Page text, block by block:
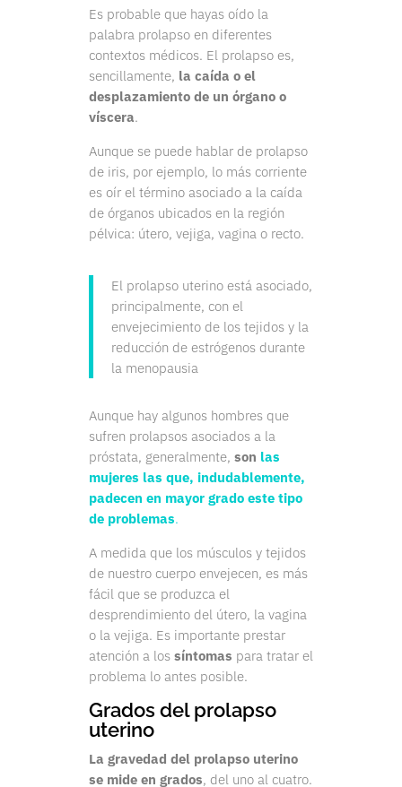
Es probable que hayas oído la
palabra prolapso en diferentes
contextos médicos. El prolapso es,
sencillamente, la caída o el
desplazamiento de un órgano o
víscera.
Aunque se puede hablar de prolapso
de iris, por ejemplo, lo más corriente
es oír el término asociado a la caída
de órganos ubicados en la región
pélvica: útero, vejiga, vagina o recto.
El prolapso uterino está asociado,
principalmente, con el
envejecimiento de los tejidos y la
reducción de estrógenos durante
la menopausia
Aunque hay algunos hombres que
sufren prolapsos asociados a la
próstata, generalmente, son las
mujeres las que, indudablemente,
padecen en mayor grado este tipo
de problemas.
A medida que los músculos y tejidos
de nuestro cuerpo envejecen, es más
fácil que se produzca el
desprendimiento del útero, la vagina
o la vejiga. Es importante prestar
atención a los síntomas para tratar el
problema lo antes posible.
Grados del prolapso
uterino
La gravedad del prolapso uterino
se mide en grados, del uno al cuatro.